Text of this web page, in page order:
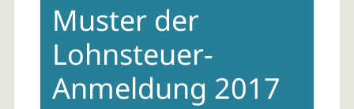
contentMuster der
Lohnsteuer-
Anmeldung 2017